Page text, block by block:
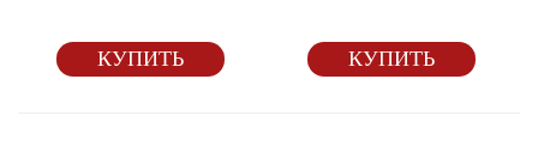
КУПИТЬ КУПИТЬ